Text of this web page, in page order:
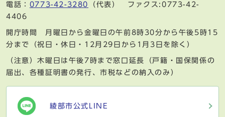
電話： 0773-42-3280
（代表） ファクス:0773-42-
4406
開庁時間 月曜日から金曜日の午前8時30分から午後5時15
分まで（祝日・休日・12月29日から1月3日を除く）
（注意）木曜日は午後7時まで窓口延長（戸籍・国保関係の
届出、各種証明書の発行、市税などの納入のみ）
綾部市公式LINE